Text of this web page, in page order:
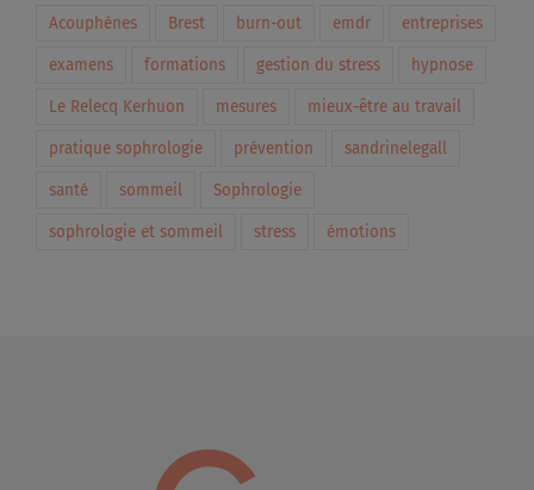
Acouphènes Brest burn-out emdr entreprises
examens formations gestion du stress hypnose
Le Relecq Kerhuon mesures mieux-être au travail
pratique sophrologie prévention sandrinelegall
santé sommeil Sophrologie
sophrologie et sommeil stress émotions